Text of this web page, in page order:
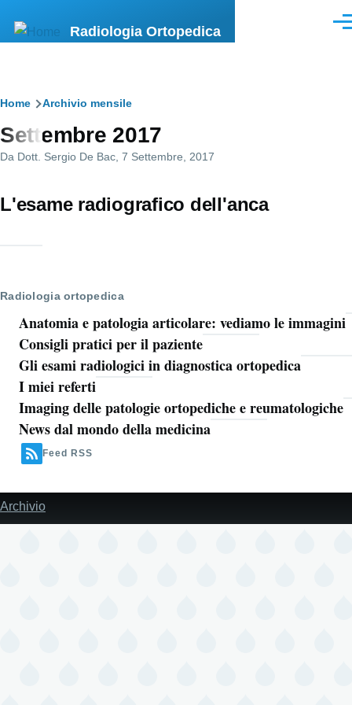
Radiologia Ortopedica
Briciole
di
pane
Home Archivio mensile
Settembre 2017
Da Dott. Sergio De Bac , 7 Settembre, 2017
L'esame radiografico dell'anca
Radiologia ortopedica
Anatomia e patologia articolare: vediamo le immagini
Consigli pratici per il paziente
Gli esami radiologici in diagnostica ortopedica
I miei referti
Imaging delle patologie ortopediche e reumatologiche
News dal mondo della medicina
Feed RSS
Piè
di
Archivio